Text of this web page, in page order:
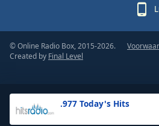
Opacity
Background
.977 Today's Hits
© Online Radio Box, 2015-2026.
Created by Final Level